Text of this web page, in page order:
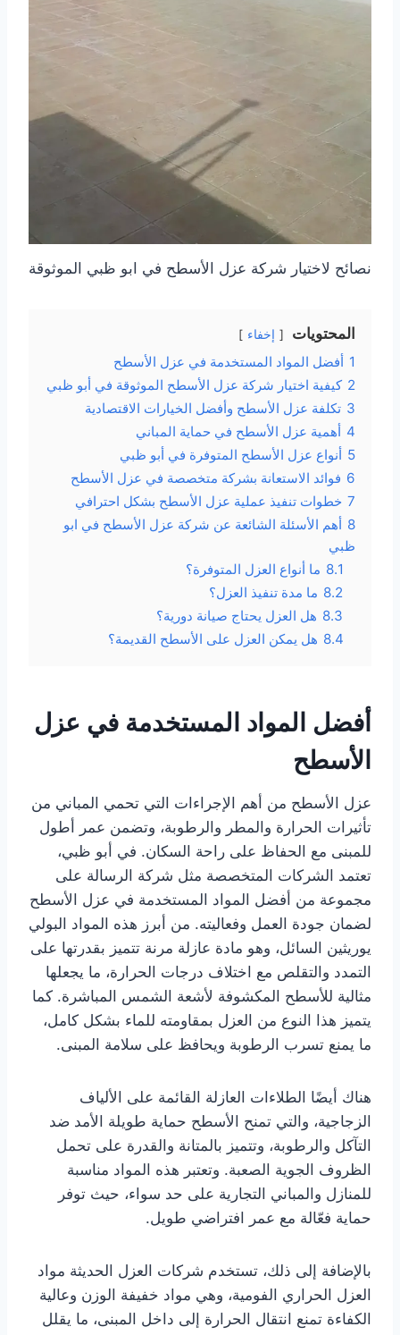
نصائح لاختيار شركة عزل الأسطح في ابو ظبي الموثوقة
المحتويات إخفاء
1 أفضل المواد المستخدمة في عزل الأسطح
2 كيفية اختيار شركة عزل الأسطح الموثوقة في أبو ظبي
3 تكلفة عزل الأسطح وأفضل الخيارات الاقتصادية
4 أهمية عزل الأسطح في حماية المباني
5 أنواع عزل الأسطح المتوفرة في أبو ظبي
6 فوائد الاستعانة بشركة متخصصة في عزل الأسطح
7 خطوات تنفيذ عملية عزل الأسطح بشكل احترافي
8 أهم الأسئلة الشائعة عن شركة عزل الأسطح في ابو
ظبي
8.1 ما أنواع العزل المتوفرة؟
8.2 ما مدة تنفيذ العزل؟
8.3 هل العزل يحتاج صيانة دورية؟
8.4 هل يمكن العزل على الأسطح القديمة؟
أفضل المواد المستخدمة في عزل
الأسطح
عزل الأسطح من أهم الإجراءات التي تحمي المباني من
تأثيرات الحرارة والمطر والرطوبة، وتضمن عمر أطول
للمبنى مع الحفاظ على راحة السكان. في أبو ظبي،
تعتمد الشركات المتخصصة مثل شركة الرسالة على
مجموعة من أفضل المواد المستخدمة في عزل الأسطح
لضمان جودة العمل وفعاليته. من أبرز هذه المواد البولي
يوريثين السائل، وهو مادة عازلة مرنة تتميز بقدرتها على
التمدد والتقلص مع اختلاف درجات الحرارة، ما يجعلها
مثالية للأسطح المكشوفة لأشعة الشمس المباشرة. كما
يتميز هذا النوع من العزل بمقاومته للماء بشكل كامل،
ما يمنع تسرب الرطوبة ويحافظ على سلامة المبنى.
هناك أيضًا الطلاءات العازلة القائمة على الألياف
الزجاجية، والتي تمنح الأسطح حماية طويلة الأمد ضد
التآكل والرطوبة، وتتميز بالمتانة والقدرة على تحمل
الظروف الجوية الصعبة. وتعتبر هذه المواد مناسبة
للمنازل والمباني التجارية على حد سواء، حيث توفر
حماية فعّالة مع عمر افتراضي طويل.
بالإضافة إلى ذلك، تستخدم شركات العزل الحديثة مواد
العزل الحراري الفومية، وهي مواد خفيفة الوزن وعالية
الكفاءة تمنع انتقال الحرارة إلى داخل المبنى، ما يقلل